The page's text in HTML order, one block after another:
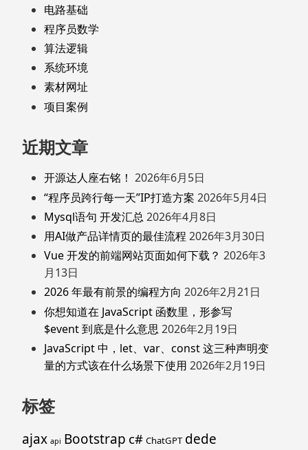
电路基础
程序员数学
算法逻辑
系统环境
素材网址
项目案例
近期文章
开源达人座右铭！ 2026年6月5日
“程序员跨行每一天”IP打造方案 2026年5月4日
Mysql语句 开发汇总 2026年4月8日
用AI做产品详情页的最佳流程 2026年3月30日
Vue 开发的前端网站页面如何下载？ 2026年3
月13日
2026 年最有前景的编程方向 2026年2月21日
你想知道在 JavaScript 函数里，形参写
$event 到底是什么意思 2026年2月19日
JavaScript 中，let、var、const 这三种声明变
量的方式该在什么场景下使用 2026年2月19日
标签
ajax api Bootstrap c# ChatGPT dede